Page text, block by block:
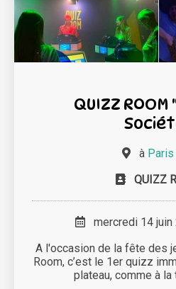
QUIZZ
à
QUIZZ
mercredi 14 juin
A l'occasion de la fête des
Room, c’est le 1er quizz
plateau, comme à la